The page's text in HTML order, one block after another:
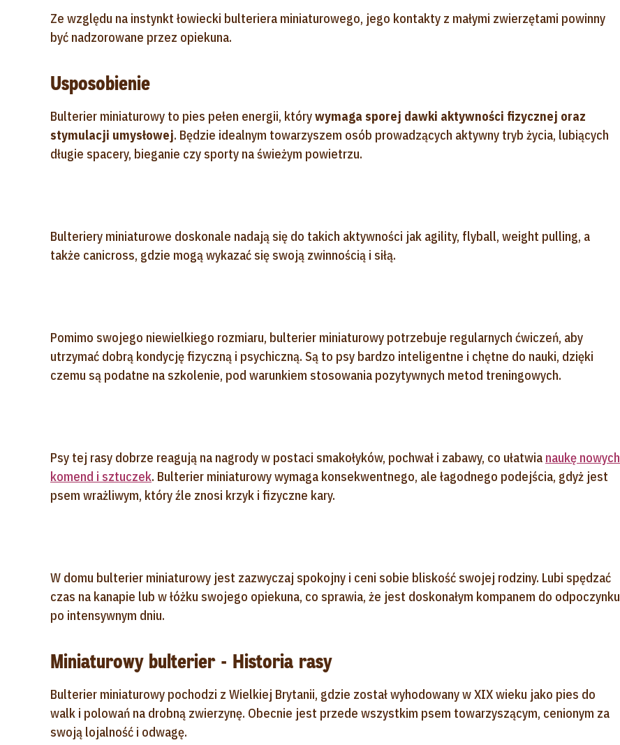
Ze względu na instynkt łowiecki bulteriera miniaturowego, jego kontakty z małymi zwierzętami powinny
być nadzorowane przez opiekuna.
Usposobienie
Bulterier miniaturowy to pies pełen energii, którywymaga sporej dawki aktywności fizycznej oraz
stymulacji umysłowej. Będzie idealnym towarzyszem osób prowadzących aktywny tryb życia, lubiących
długie spacery, bieganie czy sporty na świeżym powietrzu.
Bulteriery miniaturowe doskonale nadają się do takich aktywności jak agility, flyball, weight pulling, a
także canicross, gdzie mogą wykazać się swoją zwinnością i siłą.
Pomimo swojego niewielkiego rozmiaru, bulterier miniaturowy potrzebuje regularnych ćwiczeń, aby
utrzymać dobrą kondycję fizyczną i psychiczną. Są to psy bardzo inteligentne i chętne do nauki, dzięki
czemu są podatne na szkolenie, pod warunkiem stosowania pozytywnych metod treningowych.
Psy tej rasy dobrze reagują na nagrody w postaci smakołyków, pochwał i zabawy, co ułatwia naukę nowych
komend i sztuczek. Bulterier miniaturowy wymaga konsekwentnego, ale łagodnego podejścia, gdyż jest
psem wrażliwym, który źle znosi krzyk i fizyczne kary.
W domu bulterier miniaturowy jest zazwyczaj spokojny i ceni sobie bliskość swojej rodziny. Lubi spędzać
czas na kanapie lub w łóżku swojego opiekuna, co sprawia, że jest doskonałym kompanem do odpoczynku
po intensywnym dniu.
Miniaturowy bulterier - Historia rasy
Bulterier miniaturowy pochodzi z Wielkiej Brytanii, gdzie został wyhodowany w XIX wieku jako pies do
walk i polowań na drobną zwierzynę. Obecnie jest przede wszystkim psem towarzyszącym, cenionym za
swoją lojalność i odwagę.